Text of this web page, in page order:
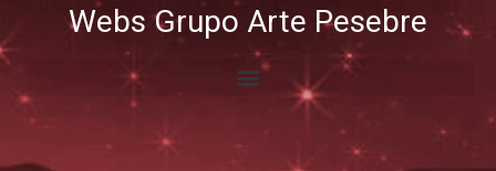
Webs Grupo Arte Pesebre